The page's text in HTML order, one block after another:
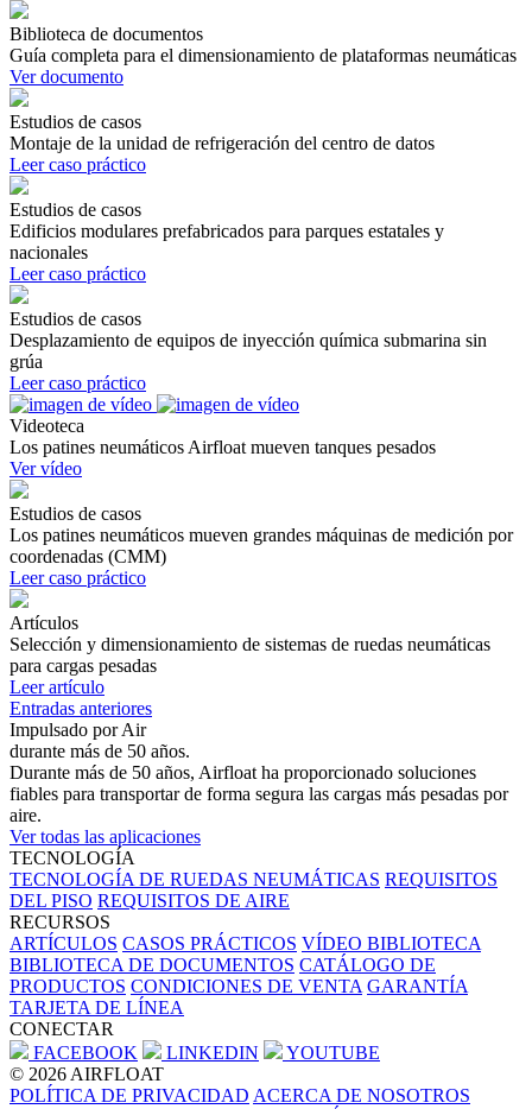
Biblioteca de documentos
Guía completa para el dimensionamiento de plataformas neumáticas
Ver documento
Estudios de casos
Montaje de la unidad de refrigeración del centro de datos
Leer caso práctico
Estudios de casos
Edificios modulares prefabricados para parques estatales y
nacionales
Leer caso práctico
Estudios de casos
Desplazamiento de equipos de inyección química submarina sin
grúa
Leer caso práctico
Videoteca
Los patines neumáticos Airfloat mueven tanques pesados
Ver vídeo
Estudios de casos
Los patines neumáticos mueven grandes máquinas de medición por
coordenadas (CMM)
Leer caso práctico
Artículos
Selección y dimensionamiento de sistemas de ruedas neumáticas
para cargas pesadas
Leer artículo
Entradas anteriores
Impulsado por Air
durante más de 50 años.
Durante más de 50 años, Airfloat ha proporcionado soluciones
fiables para transportar de forma segura las cargas más pesadas por
aire.
Ver todas las aplicaciones
TECNOLOGÍA
TECNOLOGÍA DE RUEDAS NEUMÁTICAS REQUISITOS
DEL PISO REQUISITOS DE AIRE
RECURSOS
ARTÍCULOS CASOS PRÁCTICOS VÍDEO BIBLIOTECA
BIBLIOTECA DE DOCUMENTOS CATÁLOGO DE
PRODUCTOS CONDICIONES DE VENTA GARANTÍA
TARJETA DE LÍNEA
CONECTAR
FACEBOOK
LINKEDIN
YOUTUBE
© 2026 AIRFLOAT
POLÍTICA DE PRIVACIDAD ACERCA DE NOSOTROS